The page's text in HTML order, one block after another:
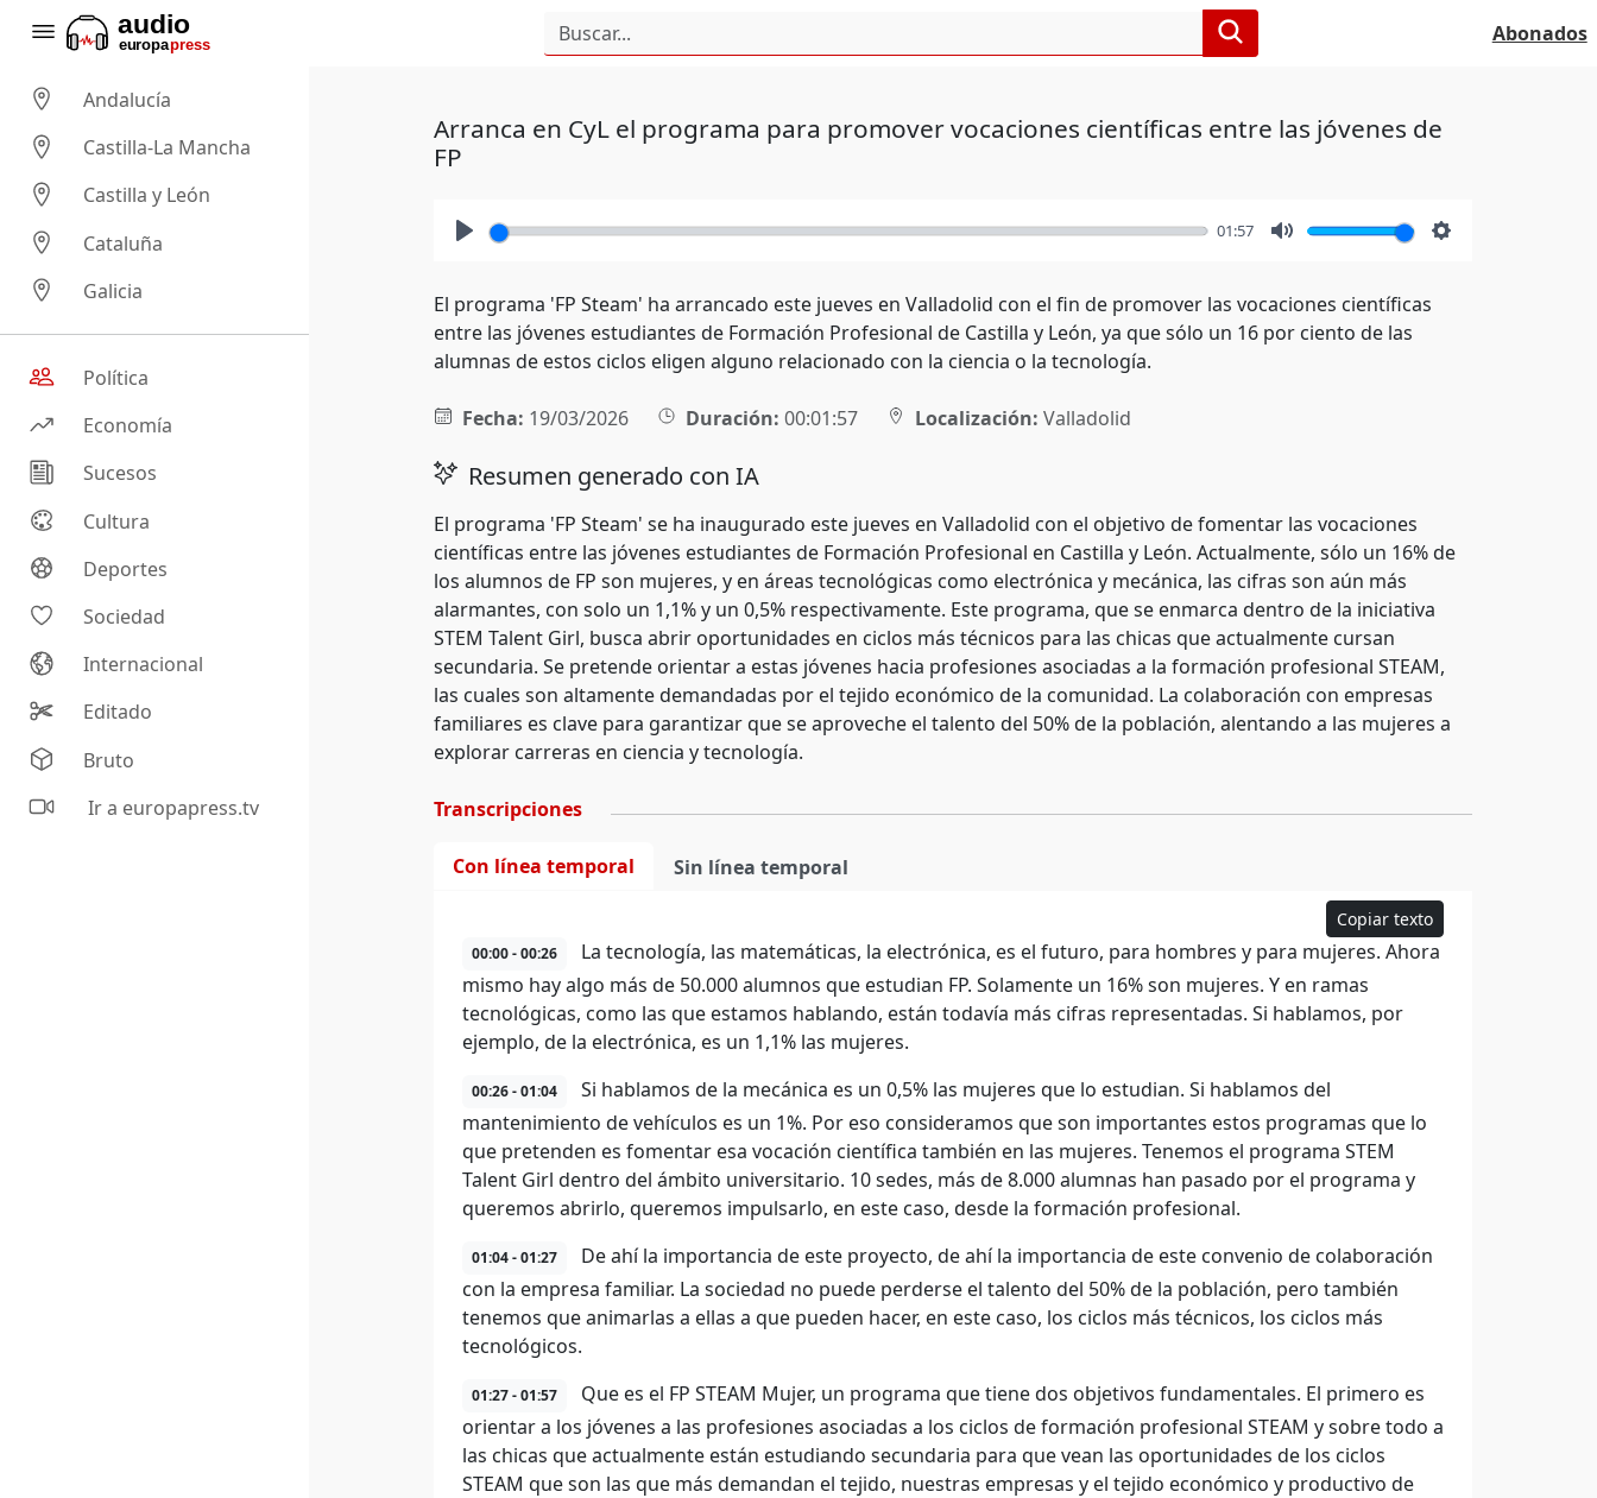
Abonados
Andalucía
Castilla-La Mancha
Castilla y León
Cataluña
Galicia
Política
Economía
Sucesos
Cultura
Deportes
Sociedad
Internacional
Editado
Bruto
Ir a europapress.tv
Arranca en CyL el programa para promover vocaciones científicas entre las jóvenes de
FP
01:57
El programa 'FP Steam' ha arrancado este jueves en Valladolid con el fin de promover las vocaciones científicas
entre las jóvenes estudiantes de Formación Profesional de Castilla y León, ya que sólo un 16 por ciento de las
alumnas de estos ciclos eligen alguno relacionado con la ciencia o la tecnología.
Fecha: 19/03/2026 Duración: 00:01:57 Localización: Valladolid
Resumen generado con IA
El programa 'FP Steam' se ha inaugurado este jueves en Valladolid con el objetivo de fomentar las vocaciones
científicas entre las jóvenes estudiantes de Formación Profesional en Castilla y León. Actualmente, sólo un 16% de
los alumnos de FP son mujeres, y en áreas tecnológicas como electrónica y mecánica, las cifras son aún más
alarmantes, con solo un 1,1% y un 0,5% respectivamente. Este programa, que se enmarca dentro de la iniciativa
STEM Talent Girl, busca abrir oportunidades en ciclos más técnicos para las chicas que actualmente cursan
secundaria. Se pretende orientar a estas jóvenes hacia profesiones asociadas a la formación profesional STEAM,
las cuales son altamente demandadas por el tejido económico de la comunidad. La colaboración con empresas
familiares es clave para garantizar que se aproveche el talento del 50% de la población, alentando a las mujeres a
explorar carreras en ciencia y tecnología.
Transcripciones
Con línea temporal Sin línea temporal
Copiar texto
00:00 - 00:26
La tecnología, las matemáticas, la electrónica, es el futuro, para hombres y para mujeres. Ahora
mismo hay algo más de 50.000 alumnos que estudian FP. Solamente un 16% son mujeres. Y en ramas
tecnológicas, como las que estamos hablando, están todavía más cifras representadas. Si hablamos, por
ejemplo, de la electrónica, es un 1,1% las mujeres.
00:26 - 01:04
Si hablamos de la mecánica es un 0,5% las mujeres que lo estudian. Si hablamos del
mantenimiento de vehículos es un 1%. Por eso consideramos que son importantes estos programas que lo
que pretenden es fomentar esa vocación científica también en las mujeres. Tenemos el programa STEM
Talent Girl dentro del ámbito universitario. 10 sedes, más de 8.000 alumnas han pasado por el programa y
queremos abrirlo, queremos impulsarlo, en este caso, desde la formación profesional.
01:04 - 01:27
De ahí la importancia de este proyecto, de ahí la importancia de este convenio de colaboración
con la empresa familiar. La sociedad no puede perderse el talento del 50% de la población, pero también
tenemos que animarlas a ellas a que pueden hacer, en este caso, los ciclos más técnicos, los ciclos más
tecnológicos.
01:27 - 01:57
Que es el FP STEAM Mujer, un programa que tiene dos objetivos fundamentales. El primero es
orientar a los jóvenes a las profesiones asociadas a los ciclos de formación profesional STEAM y sobre todo a
las chicas que actualmente están estudiando secundaria para que vean las oportunidades de los ciclos
STEAM que son las que más demandan el tejido, nuestras empresas y el tejido económico y productivo de